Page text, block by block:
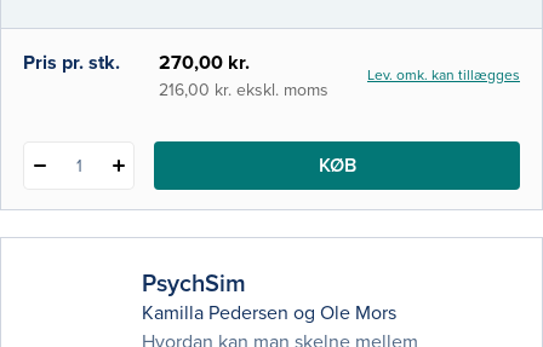
henvender sig t
i-bog
Pris pr. stk. 270,00 kr.
216,00 kr. ekskl. moms
Lev. omk. kan tillægges
1 KØB
PsychSim
Kamilla Pedersen og Ole Mors
Hvordan kan man skelne mellem